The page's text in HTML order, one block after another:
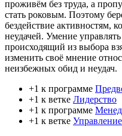
проживём без труда, а
стать роковым. Поэтому
бездействие активностям,
неудачей. Умение
происходящий из выбора
изменить своё мнение
неизбежных обид и неудач.
+1 к программе
+1 к ветке Лидерство
+1 к программе
+1 к ветке Управление